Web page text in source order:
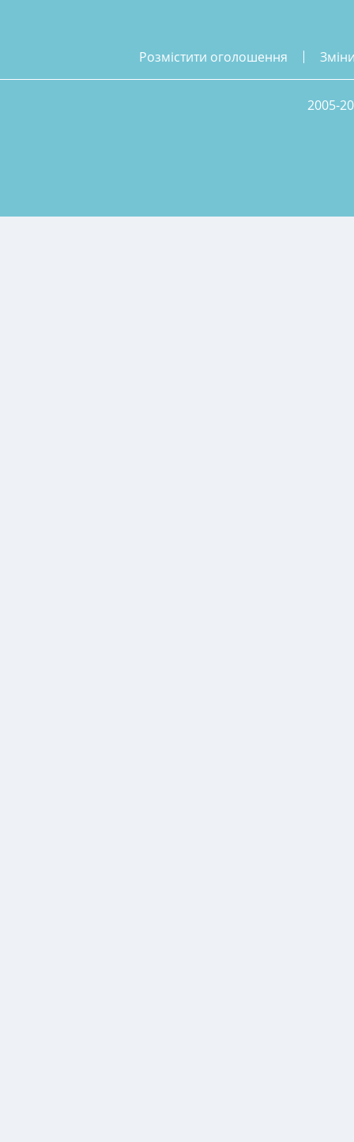
розмістити оголошення
2005-